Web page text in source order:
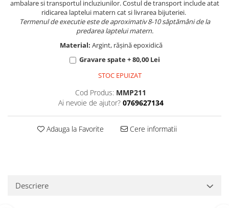
ambalare si transportul incluziunilor. Costul de transport include atat
ridicarea laptelui matern cat si livrarea bijuteriei.
Termenul de executie este de aproximativ 8-10săptămâni de la
predarea laptelui matern.
Material: Argint, rășină epoxidică
Gravare spate + 80,00 Lei
STOC EPUIZAT
Cod Produs: MMP211
Ai nevoie de ajutor? 0769627134
Adauga la Favorite Cere informatii
Descriere